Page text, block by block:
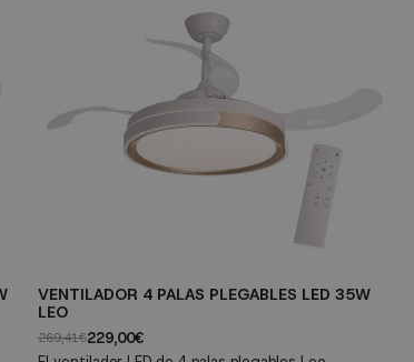
VENTILADOR 4 PALAS PLEGABLES LED 35W
LEO
269,41€229,00€